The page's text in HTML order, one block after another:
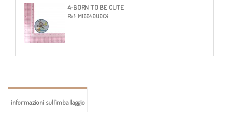
4-BORN TO BE CUTE
Ref: M16640U0C4
informazioni sull'imballaggio